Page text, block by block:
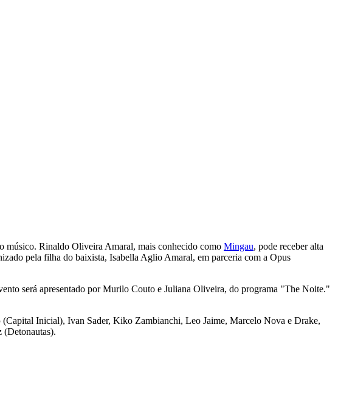
músico. Rinaldo Oliveira Amaral, mais conhecido como Mingau, pode receber alta
pela filha do baixista, Isabella Aglio Amaral, em parceria com a Opus
será apresentado por Murilo Couto e Juliana Oliveira, do programa "The Noite."
Inicial), Ivan Sader, Kiko Zambianchi, Leo Jaime, Marcelo Nova e Drake,